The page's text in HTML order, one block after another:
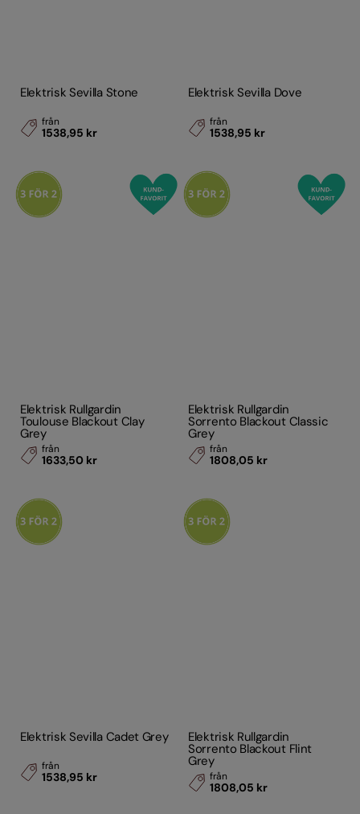
Elektrisk Sevilla Stone
från
1538,95 kr
Elektrisk Sevilla Dove
från
1538,95 kr
Elektrisk Rullgardin
Toulouse Blackout Clay
Grey
från
1633,50 kr
Elektrisk Rullgardin
Sorrento Blackout Classic
Grey
från
1808,05 kr
Elektrisk Sevilla Cadet Grey
från
1538,95 kr
Elektrisk Rullgardin
Sorrento Blackout Flint
Grey
från
1808,05 kr